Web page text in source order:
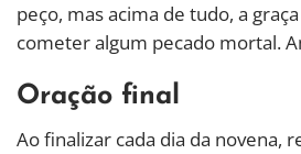
peço, mas acima de tudo, a
cometer algum pecado mortal.
Oração final
Ao finalizar cada dia da novena,